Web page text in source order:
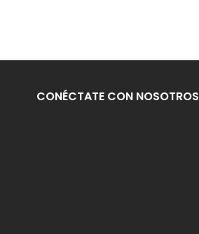
CONÉCTATE CON NOSOTROS